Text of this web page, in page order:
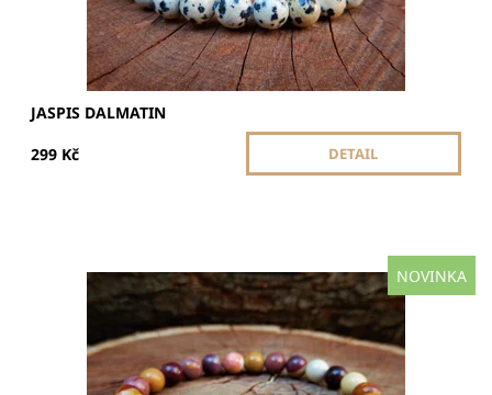
JASPIS DALMATIN
299 Kč
DETAIL
NOVINKA
Jaspis mookait posiluje vnitřní sílu, podporuje rozhodnost
a pomáhá zvládat změny. Přináší rovnováhu, vitalitu a
harmonii mezi tělem a myslí.
Dostupnost:
Skladem